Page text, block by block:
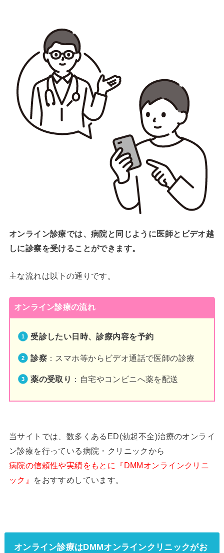
オンライン診療では、病院と同じように医師とビデオ越
しに診察を受けることができます。
主な流れは以下の通りです。
オンライン診療の流れ
受診したい日時、診療内容を予約
診察 ：スマホ等からビデオ通話で医師の診療
薬の受取り ：自宅やコンビニへ薬を配送
当サイトでは、数多くあるED(勃起不全)治療のオンライ
ン診療を行っている病院・クリニックから
病院の信頼性や実績をもとに『DMMオンラインクリニ
ック』
をおすすめしています。
オンライン診療はDMMオンラインクリニックがお